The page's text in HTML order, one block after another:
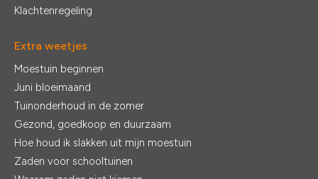
Klachtenregeling
Extra weetjes
Moestuin beginnen
Juni bloeimaand
Tuinonderhoud in de zomer
Gezond, goedkoop en duurzaam
Hoe houd ik slakken uit mijn moestuin
Zaden voor schooltuinen